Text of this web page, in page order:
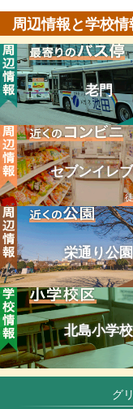
周辺情報と学校情
老門
セブンイレ
栄通り公園
北島小学校
グ